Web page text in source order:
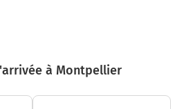
à Montpellier